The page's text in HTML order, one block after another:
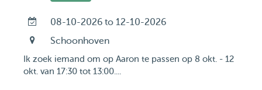
08-10-2026 to 12-10-2026
Schoonhoven
Ik zoek iemand om op Aaron te passen op 8 okt. - 12
okt. van 17:30 tot 13:00....